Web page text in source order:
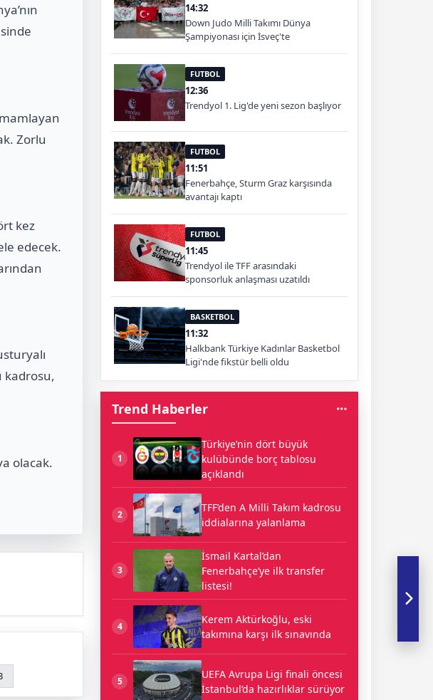
Zorlu
kez
edecek.
kadrosu,
olacak.
14:32
Down Judo Milli Takımı Dünya
Şampiyonası için İsveç'te
FUTBOL
12:36
Trendyol 1. Lig'de yeni sezon başlıyor
FUTBOL
11:51
Fenerbahçe, Sturm Graz karşısında
avantajı kaptı
FUTBOL
11:45
Trendyol ile TFF arasındaki
sponsorluk anlaşması uzatıldı
BASKETBOL
11:32
Halkbank Türkiye Kadınlar Basketbol
Ligi'nde fikstür belli oldu
Trend Haberler
1
Türkiye’nin dört büyük
kulübünde borç tablosu
açıklandı
2
TFF’den A Milli Takım kadrosu
iddialarına yalanlama
3
İsmail Kartal’dan
Fenerbahçe’ye ilk transfer
listesi!
4
Kerem Aktürkoğlu, eski
takımına karşı ilk sınavında
5
UEFA Avrupa Ligi finali öncesi
İstanbul’da hazırlıklar sürüyor